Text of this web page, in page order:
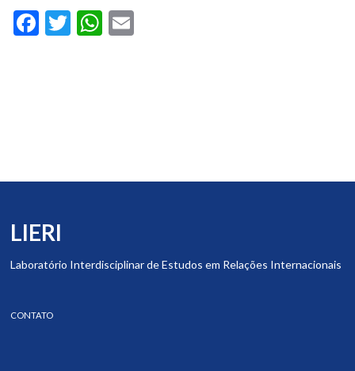
Facebook
TwitterWhatsApp
LIERI
Laboratório Interdisciplinar de Estudos em Relações Internacionais
CONTATO